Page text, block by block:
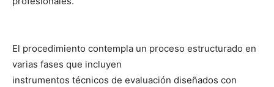
El procedimiento contempla un proceso estructurado en
varias fases que incluyen
instrumentos técnicos de evaluación diseñados con